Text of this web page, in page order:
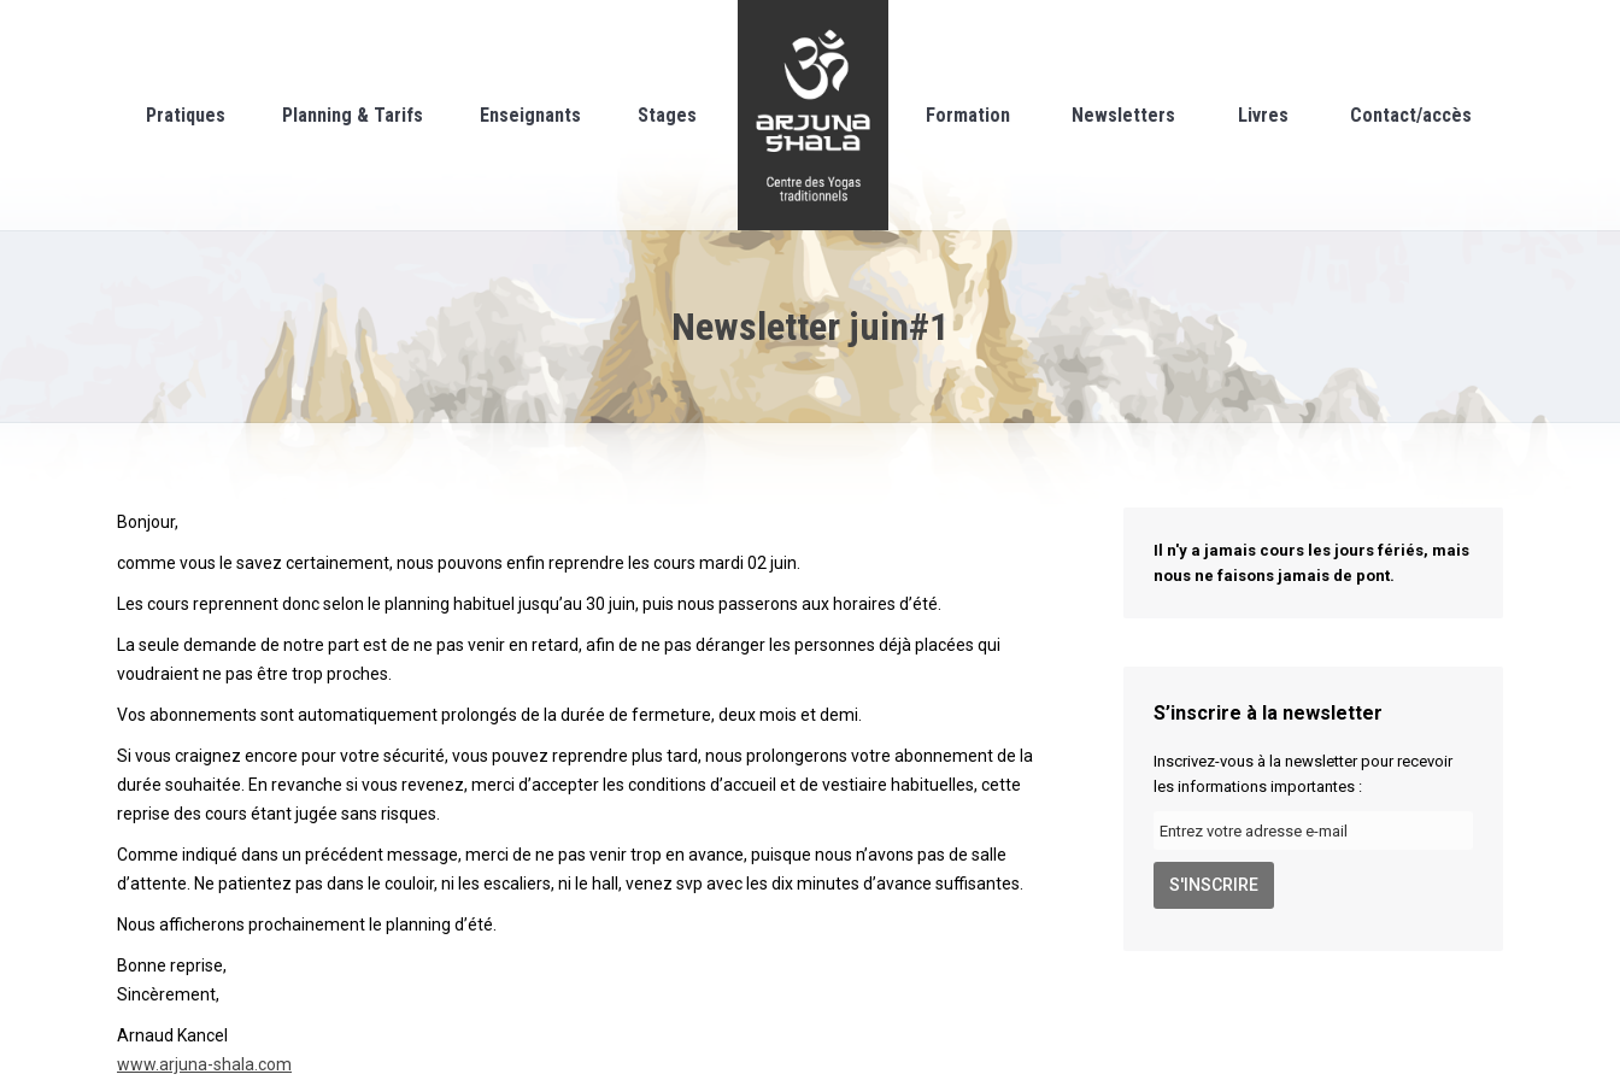
Pratiques Planning & Tarifs Enseignants Stages Formation Newsletters Livres Contact/accès
Newsletter juin#1
Bonjour,
comme vous le savez certainement, nous pouvons enfin reprendre les cours mardi 02 juin.
Les cours reprennent donc selon le planning habituel jusqu’au 30 juin, puis nous passerons aux horaires d’été.
La seule demande de notre part est de ne pas venir en retard, afin de ne pas déranger les personnes déjà placées qui
voudraient ne pas être trop proches.
Vos abonnements sont automatiquement prolongés de la durée de fermeture, deux mois et demi.
Si vous craignez encore pour votre sécurité, vous pouvez reprendre plus tard, nous prolongerons votre abonnement de la
durée souhaitée. En revanche si vous revenez, merci d’accepter les conditions d’accueil et de vestiaire habituelles, cette
reprise des cours étant jugée sans risques.
Comme indiqué dans un précédent message, merci de ne pas venir trop en avance, puisque nous n’avons pas de salle
d’attente. Ne patientez pas dans le couloir, ni les escaliers, ni le hall, venez svp avec les dix minutes d’avance suffisantes.
Nous afficherons prochainement le planning d’été.
Bonne reprise,
Sincèrement,
Arnaud Kancel
www.arjuna-shala.com
Il n'y a jamais cours les jours fériés, mais
nous ne faisons jamais de pont.
S’inscrire à la newsletter
Inscrivez-vous à la newsletter pour recevoir
les informations importantes :